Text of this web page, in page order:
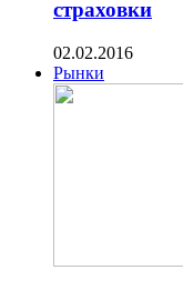
страховки
02.02.2016
Рынки